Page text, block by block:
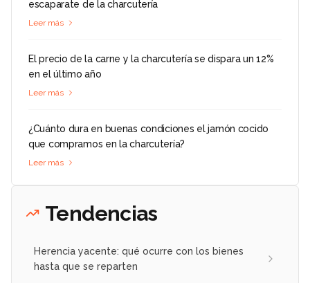
escaparate de la charcutería
Leer más
El precio de la carne y la charcutería se dispara un 12%
en el último año
Leer más
¿Cuánto dura en buenas condiciones el jamón cocido
que compramos en la charcutería?
Leer más
Tendencias
Herencia yacente: qué ocurre con los bienes
hasta que se reparten